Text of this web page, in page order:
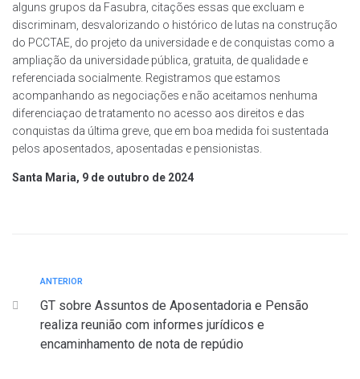
alguns grupos da Fasubra, citações essas que excluam e
discriminam, desvalorizando o histórico de lutas na construção
do PCCTAE, do projeto da universidade e de conquistas como a
ampliação da universidade pública, gratuita, de qualidade e
referenciada socialmente. Registramos que estamos
acompanhando as negociações e não aceitamos nenhuma
diferenciaçao de tratamento no acesso aos direitos e das
conquistas da última greve, que em boa medida foi sustentada
pelos aposentados, aposentadas e pensionistas.
Santa Maria, 9 de outubro de 2024
ANTERIOR
GT sobre Assuntos de Aposentadoria e Pensão
realiza reunião com informes jurídicos e
encaminhamento de nota de repúdio